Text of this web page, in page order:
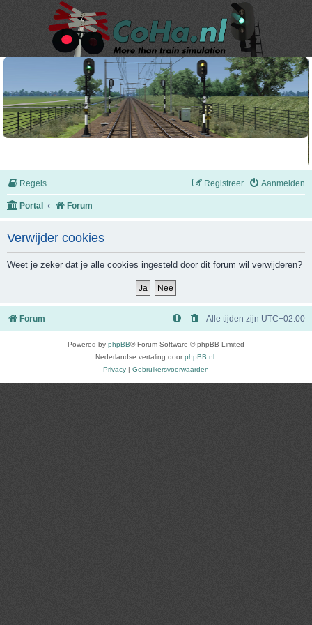
Regels Aanmelden
Registreer
Portal Forum
Verwijder cookies
Weet je zeker dat je alle cookies ingesteld door dit forum wil verwijderen?
Forum Alle tijden zijn UTC+02:00
Powered by phpBB® Forum Software © phpBB Limited
Nederlandse vertaling doorphpBB.nl
Privacy | Gebruikersvoorwaarden